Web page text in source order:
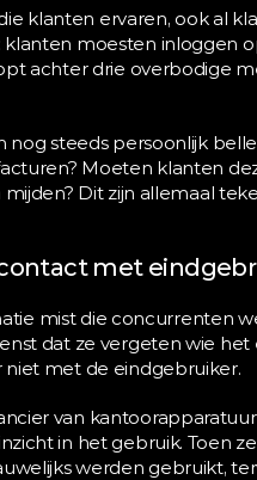
klanten ervaren, ook al
moesten inloggen
achter drie overbodige
nog steeds persoonlijk
Moeten klanten
Dit zijn allemaal
met
mist die concurrenten
dat ze vergeten wie
niet met de eindgebruiker.
van
in het gebruik. Toen
werden gebruikt,